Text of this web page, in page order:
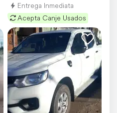
Entrega Inmediata
Acepta Canje Usados